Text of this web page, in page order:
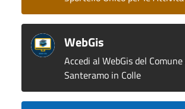
WebGis
Accedi al WebGis del Comune
Santeramo in Colle